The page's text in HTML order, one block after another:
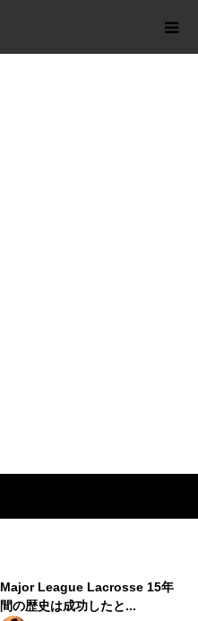
Major League Lacrosse 15年
間の歴史は成功したと...